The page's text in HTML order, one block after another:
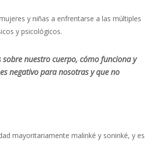
y niñas a enfrentarse a las múltiples
y psicológicos.
nuestro cuerpo, cómo funciona y
negativo para nosotras y que no
mayoritariamente malinké y soninké, y es